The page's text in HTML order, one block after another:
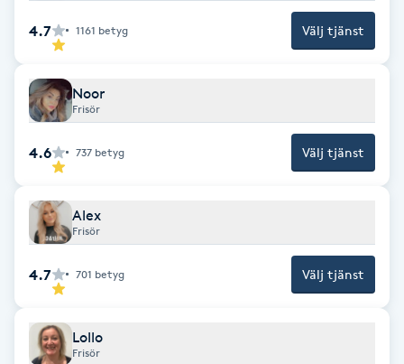
Fransfärgning
Fransförlängning
Fransförlängning Megavolym
Fransförlängning Volym
Fransk manikyr
Fransrengöring
Frekvensterapi
4.7 1161 betyg Välj tjänst
Noor
Frisör
4.6 737 betyg Välj tjänst
Alex
Frisör
4.7 701 betyg Välj tjänst
Lollo
Frisör